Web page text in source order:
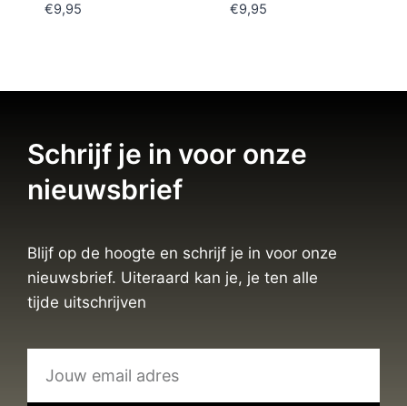
€9,95 €9,95
Schrijf je in voor onze
nieuwsbrief
Blijf op de hoogte en schrijf je in voor onze
nieuwsbrief. Uiteraard kan je, je ten alle
tijde uitschrijven